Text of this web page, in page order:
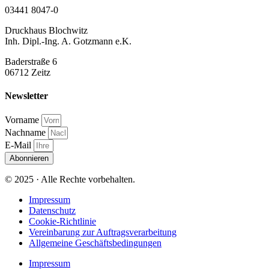
03441 8047-0
Druckhaus Blochwitz
Inh. Dipl.-Ing. A. Gotzmann e.K.
Baderstraße 6
06712 Zeitz
Newsletter
Vorname
Nachname
E-Mail
Abonnieren
© 2025 · Alle Rechte vorbehalten.
Impressum
Datenschutz
Cookie-Richtlinie
Vereinbarung zur Auftragsverarbeitung
Allgemeine Geschäftsbedingungen
Impressum